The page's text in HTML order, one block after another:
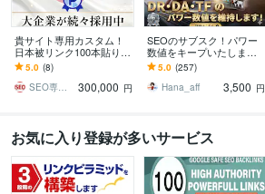
貴サイト専用カスタム！
日本被リンク100本貼りま
す 元Google社員提供！最
先端の外部SEO日本被リ
ンク対策！
5.0 (8)
SEO専門コンサルタント
300,000 円
SEOのサブスク！パワー
数値をキープいたします
特典あり！DR/UR/DA/TF
等の指標を維持し続けま
す！
5.0 (257)
Hana_aff
3,500 円
お気に入り登録が多いサービス